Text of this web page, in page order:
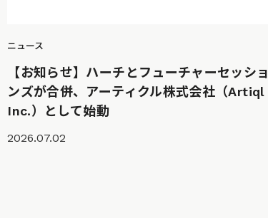
ニュース
【お知らせ】ハーチとフューチャーセッショ
ンズが合併、アーティクル株式会社（Artiql
Inc.）として始動
2026.07.02